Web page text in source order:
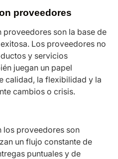
proveedores
proveedores son la base de
Los proveedores no
y servicios
juegan un papel
calidad, la flexibilidad y la
cambios o crisis.
los proveedores son
un flujo constante de
puntuales y de